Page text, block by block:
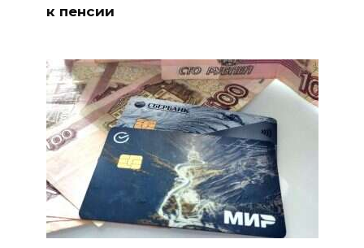
к пенсии